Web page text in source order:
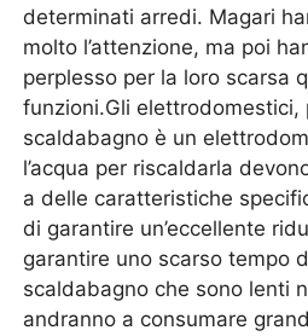
determinati arredi. Magari
molto l’attenzione, ma poi
perplesso per la loro scarsa
funzioni.Gli elettrodomestici,
scaldabagno è un
l’acqua per riscaldarla
a delle caratteristiche
di garantire un’eccellente
garantire uno scarso tempo
scaldabagno che sono lenti
andranno a consumare